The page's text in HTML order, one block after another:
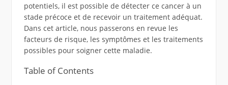
potentiels, il est possible de détecter ce cancer à un
stade précoce et de recevoir un traitement adéquat.
Dans cet article, nous passerons en revue les
facteurs de risque, les symptômes et les traitements
possibles pour soigner cette maladie.
Table of Contents